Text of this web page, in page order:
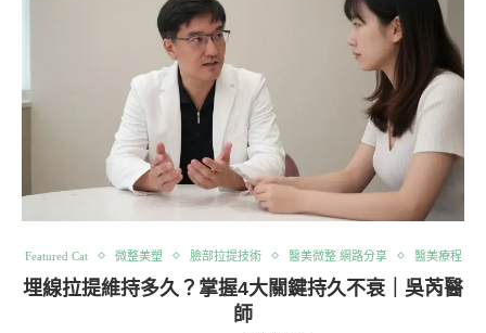
Featured Cat 微整美塑 臉部拉提技術 醫美微整 網路分享 醫美療程
埋線拉提維持多久？掌握4大關鍵持久不衰｜吳芮醫
師